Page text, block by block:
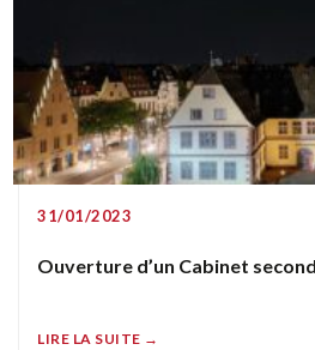
31/01/2023
Ouverture d’un Cabinet
LIRE LA SUITE →